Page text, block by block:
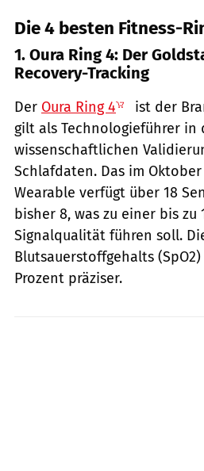
Die 4 besten Fitness-
1. Oura Ring 4: Der
Recovery-Tracking
Der Oura Ring 4
ist der
gilt als Technologieführer in
wissenschaftlichen
Schlafdaten. Das im
Wearable verfügt über 18
bisher 8, was zu einer bis zu
Signalqualität führen soll.
Blutsauerstoffgehalts
Prozent präziser.